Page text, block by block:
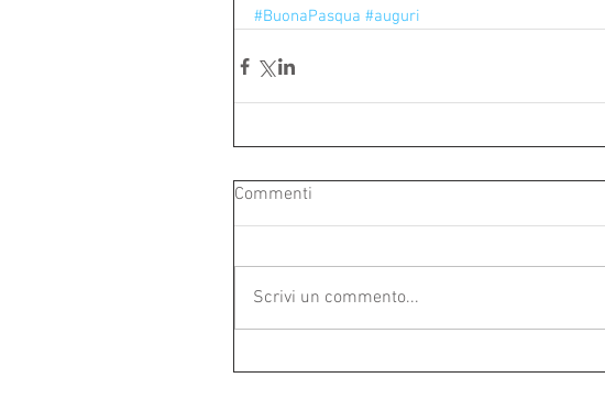
#BuonaPasqua #auguri
Commenti
Scrivi un commento...